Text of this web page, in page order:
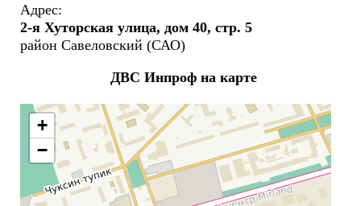
Адрес:
2-я Хуторская улица, дом 40, стр. 5
район Савеловский (САО)
ДВС Инпроф на карте
+
−